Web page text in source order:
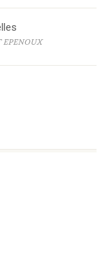
EPENOUX